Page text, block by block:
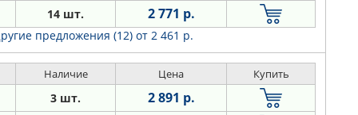
14 шт. 2 771 р.
предложения (12) от 2 461 р.
Наличие Цена Купить
3 шт. 2 891 р.